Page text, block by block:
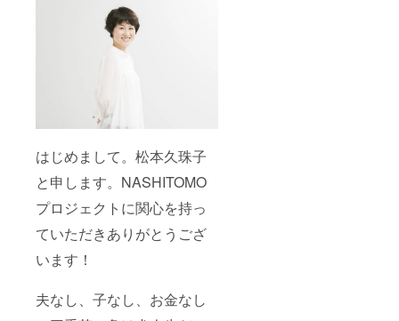
はじめまして。松本久珠子
と申します。NASHITOMO
プロジェクトに関心を持っ
ていただきありがとうござ
います！
夫なし、子なし、お金なし